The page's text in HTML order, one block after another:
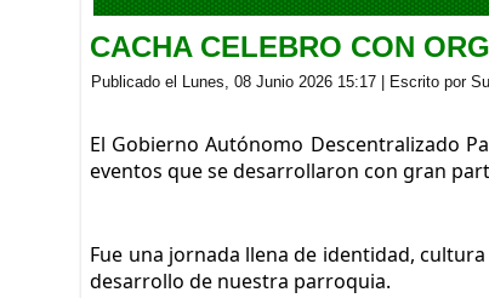
CACHA CELEBRO CON
Publicado el Lunes, 08 Junio 2026 15:17 Escrito por
El Gobierno Autónomo Descentralizado
eventos que se desarrollaron con gran
Fue una jornada llena de identidad,
desarrollo de nuestra parroquia.